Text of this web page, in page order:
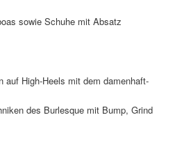
sowie Schuhe mit Absatz
auf High-Heels mit dem damenhaft-
des Burlesque mit Bump, Grind